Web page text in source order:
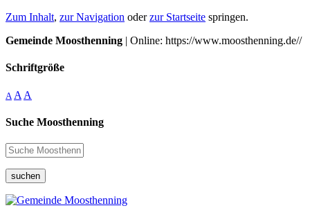
Zum Inhalt, zur Navigation oderzur Startseite springen.
Gemeinde Moosthenning | Online: https://www.moosthenning.de//
Schriftgröße
A A A
Suche Moosthenning
suchen